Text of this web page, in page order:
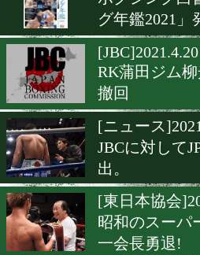
会が調査
緊急事態
行は延期
ボクシ
グ年鑑